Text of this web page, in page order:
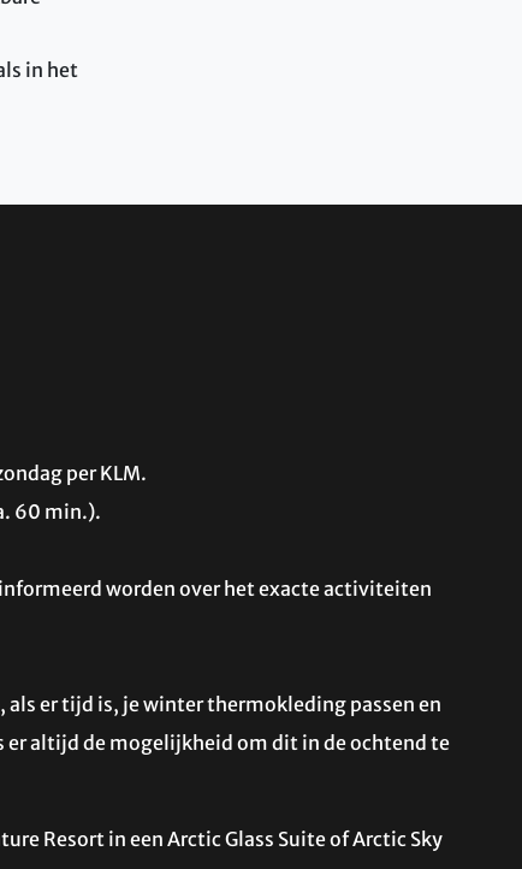
in het
per KLM.
60 min.).
worden over het exacte activiteiten
als er tijd is, je winter thermokleding passen en
er altijd de mogelijkheid om dit in de ochtend te
Resort in een Arctic Glass Suite of Arctic Sky